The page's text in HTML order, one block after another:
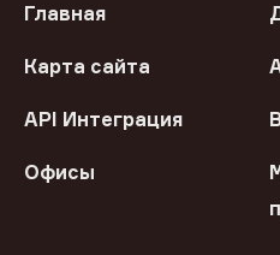
Главная
Карта сайта
API Интеграция
Офисы